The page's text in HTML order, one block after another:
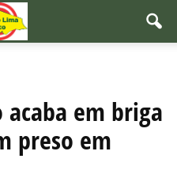
em briga
preso em